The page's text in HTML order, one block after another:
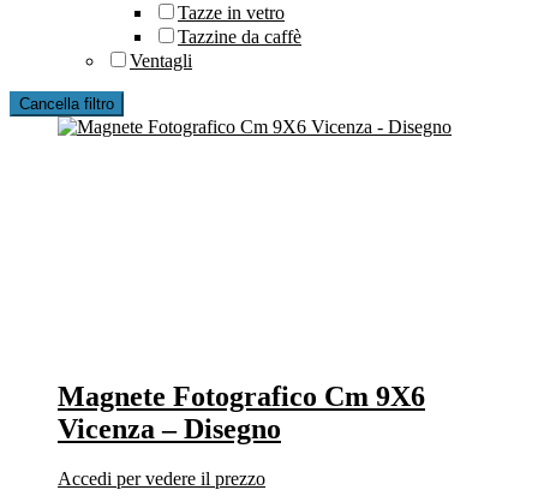
Tazze in vetro
Tazzine da caffè
Ventagli
Cancella filtro
Magnete Fotografico Cm 9X6
Vicenza – Disegno
Accedi per vedere il prezzo